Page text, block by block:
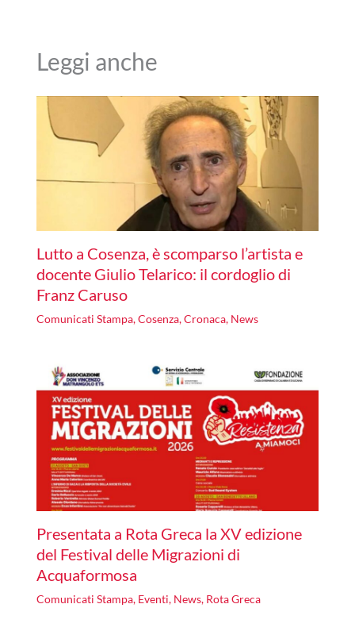
Leggi anche
Lutto a Cosenza, è scomparso l’artista e
docente Giulio Telarico: il cordoglio di
Franz Caruso
Comunicati Stampa,Cosenza,Cronaca, News
Presentata a Rota Greca la XV edizione
del Festival delle Migrazioni di
Acquaformosa
Comunicati Stampa, Eventi, News, Rota Greca